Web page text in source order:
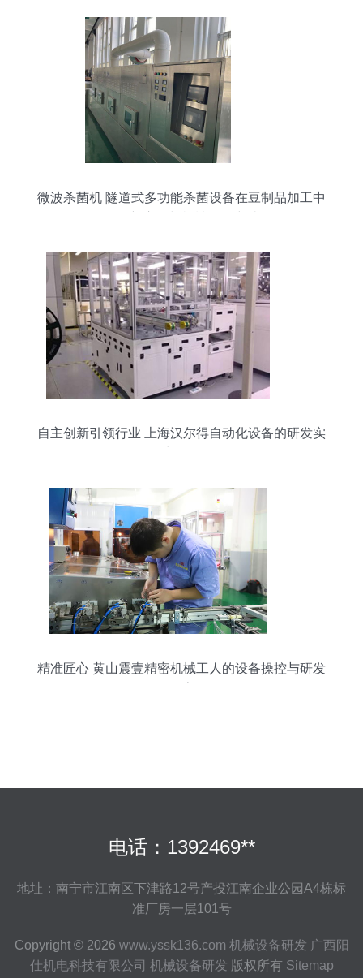
微波杀菌机 隧道式多功能杀菌设备在豆制品加工中
自主创新引领行业 上海汉尔得自动化设备的研发实
精准匠心 黄山震壹精密机械工人的设备操控与研发
电话：1392469**
地址：南宁市江南区下津路12号产投江南企业公园A4栋标
准厂房一层101号
Copyright © 2026 www.yssk136.com 机械设备研发 广西阳
仕机电科技有限公司 机械设备研发 版权所有 Sitemap